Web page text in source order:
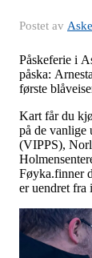
Postet av
Påskeferie i
påska:
første
Kart får du
på de vanlige
(VIPPS),
Føyka.finner
er uendret fra